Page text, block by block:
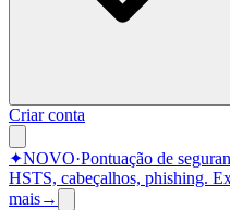
Criar conta
✦NOVO·Pontuação de
HSTS, cabeçalhos, phishing.
mais→